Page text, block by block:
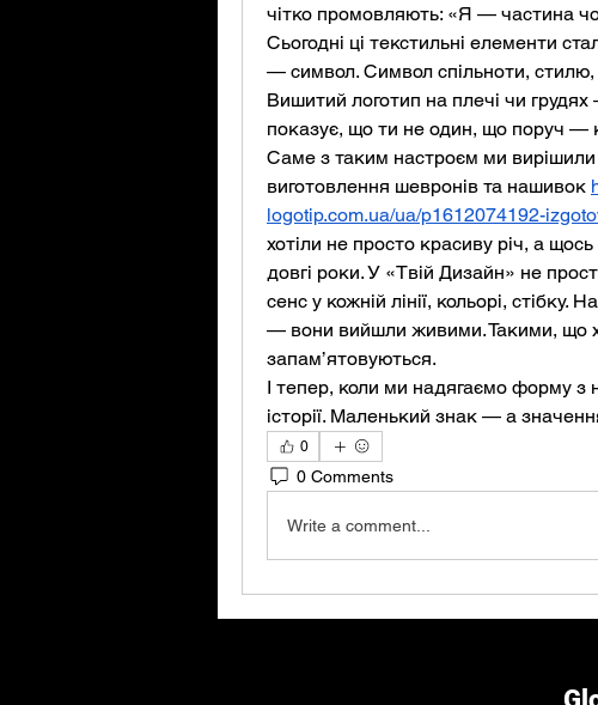
чітко промовляють: «Я — частина
Сьогодні ці текстильні елементи
— символ. Символ спільноти, стилю,
Вишитий логотип на плечі чи
показує, що ти не один, що поруч —
Саме з таким настроєм ми вирішили
виготовлення шевронів та нашивок
logotip.com.ua/ua/p1612074192-
хотіли не просто красиву річ, а
довгі роки. У «Твій Дизайн» не
сенс у кожній лінії, кольорі,
— вони вийшли живими. Такими, що
запам’ятовуються.
І тепер, коли ми надягаємо форму
історії. Маленький знак — а
0
0 Comments
Write a comment...